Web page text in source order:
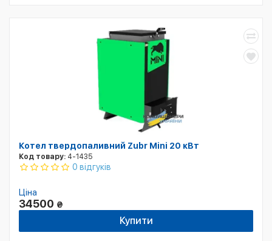
Котел твердопаливний Zubr Mini 20 кВт
Код товару: 4-1435
0 відгуків
Ціна
34500 ₴
Купити